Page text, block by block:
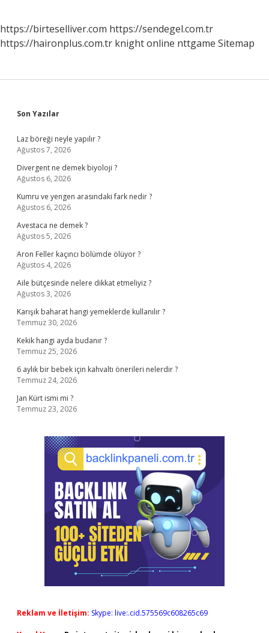
https://birteselliver.com https://sendegel.com.tr
https://haironplus.com.tr knight online nttgame Sitemap
Sidebar
Son Yazılar
Laz böreği neyle yapılır ?
Ağustos 7, 2026
Divergent ne demek biyoloji ?
Ağustos 6, 2026
Kumru ve yengen arasındaki fark nedir ?
Ağustos 6, 2026
Avestaca ne demek ?
Ağustos 5, 2026
Aron Feller kaçıncı bölümde ölüyor ?
Ağustos 4, 2026
Aile bütçesinde nelere dikkat etmeliyiz ?
Ağustos 3, 2026
Karışık baharat hangi yemeklerde kullanılır ?
Temmuz 30, 2026
Kekik hangi ayda budanır ?
Temmuz 25, 2026
6 aylık bir bebek için kahvaltı önerileri nelerdir ?
Temmuz 24, 2026
Jan Kürt ismi mi ?
Temmuz 23, 2026
Reklam ve İletişim: Skype: live:.cid.575569c608265c69